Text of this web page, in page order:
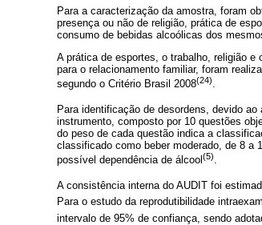
Para a caracterização da amostra, foram
presença ou não de religião, prática de
consumo de bebidas alcoólicas dos
A prática de esportes, o trabalho, religião
para o relacionamento familiar, foram
segundo o Critério Brasil 2008(24).
Para identificação de desordens, devido
instrumento, composto por 10 questões
do peso de cada questão indica a
classificado como beber moderado, de 8 a
possível dependência de álcool (5).
A consistência interna do AUDIT foi
Para o estudo da reprodutibilidade
intervalo de 95% de confiança, sendo